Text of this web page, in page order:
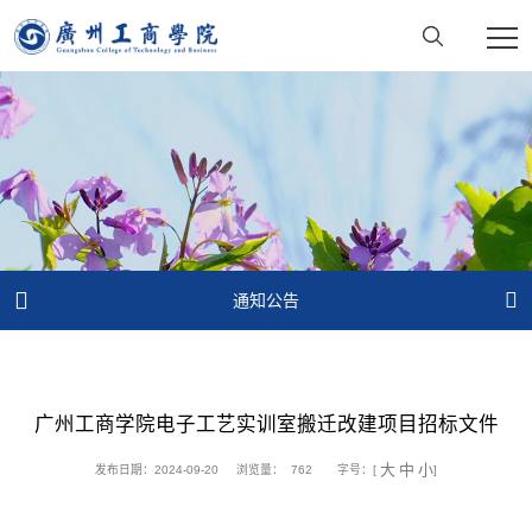
 通知公告 
广州工商学院电子工艺实训室搬迁改建项目招标文件
发布日期：2024-09-20 浏览量： 762 字号：[ 大 中 小]